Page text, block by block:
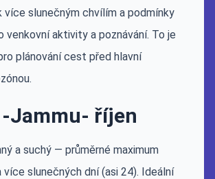
více slunečným chvílím a podmínky
venkovní aktivity a poznávání. To je
plánování cest před hlavní
-Jammu- říjen
a suchý — průměrné maximum
více slunečných dní (asi 24). Ideální